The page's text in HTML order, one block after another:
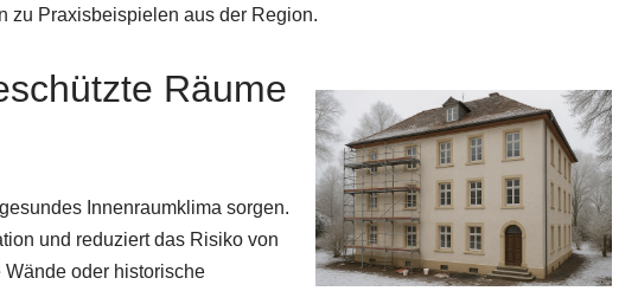
zu Praxisbeispielen aus der Region.
Räume
Innenraumklima sorgen.
und reduziert das Risiko von
oder historische